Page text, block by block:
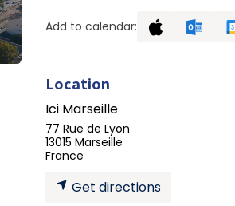
Add to calendar:
Location
Ici Marseille
77 Rue de Lyon
13015 Marseille
France
Get directions